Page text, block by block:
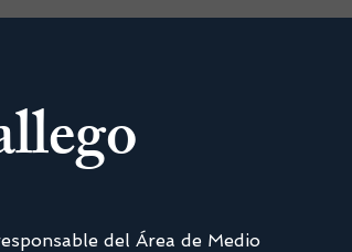
del Área de Medio